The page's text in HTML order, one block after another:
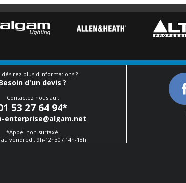
désirez plus d'informations ?
Besoin d'un devis ?
Contactez nous au :
53 27 64 94*
enterprise@algam.net
*Appel non surtaxé.
vendredi, 9h-12h30 / 14h-18h.